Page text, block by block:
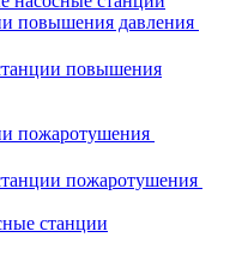
повышения давления
повышения
пожаротушения
пожаротушения
станции